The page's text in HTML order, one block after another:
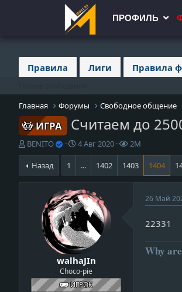
ПРОФИЛЬ
Правила Лиги Правила
Главная
Форумы Свободное общение
ИГРА Считаем до
А
в
т
р
BENITO
Д
а
н
а
ч
л
а
4 Авг 2020
П
р
о
м
2M
Назад 1 ... 1402 1403 1404
v
i
w
_
p
r
o
walhaJIn
Choco-pie
ИГРОК
26 Май
22331
Why